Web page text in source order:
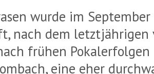
wurde im
nach dem
frühen Pokalerfolgen
eine eher